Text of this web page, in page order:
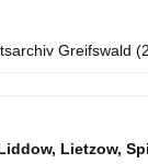
Greifswald
Lietzow,